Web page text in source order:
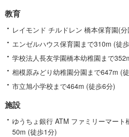
教育
レイモンド チルドレン 橋本保育園(
エンゼルハウス保育園まで310m (徒
学校法人長友学園橋本幼稚園まで
相模原みどり幼稚園分園まで647m (
市立旭小学校まで464m (徒歩6分)
施設
ゆうちょ銀行 ATM ファミリーマー
50m (徒歩1分)